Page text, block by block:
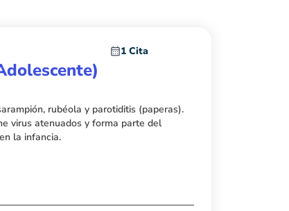
1 Cita
rubéola y parotiditis (paperas).
virus atenuados y forma parte del
la infancia.